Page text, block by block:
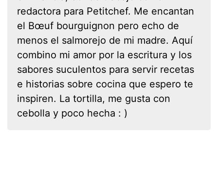
redactora para Petitchef. Me encantan
el Bœuf bourguignon pero echo de
menos el salmorejo de mi madre. Aquí
combino mi amor por la escritura y los
sabores suculentos para servir recetas
e historias sobre cocina que espero te
inspiren. La tortilla, me gusta con
cebolla y poco hecha : )